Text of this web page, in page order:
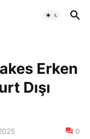
Erken
Dışı
0